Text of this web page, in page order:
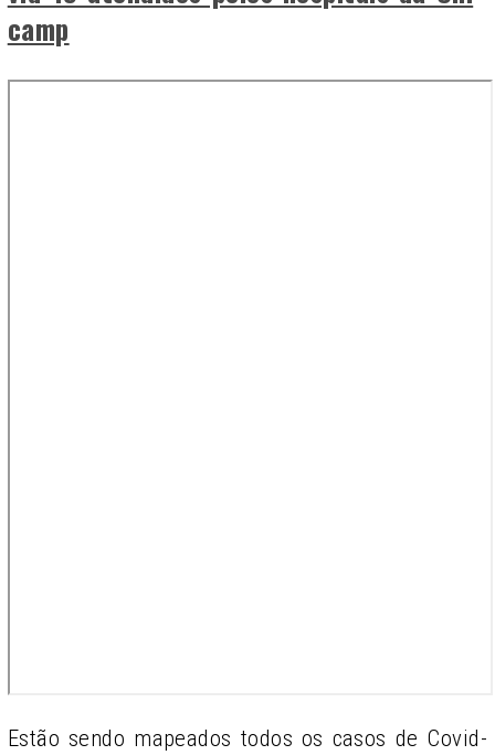
camp
Estão sendo mapeados todos os casos de Covid-